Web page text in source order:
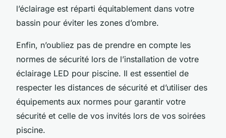
l’éclairage est réparti équitablement dans votre
bassin pour éviter les zones d’ombre.
Enfin, n’oubliez pas de prendre en compte les
normes de sécurité lors de l’installation de votre
éclairage LED pour piscine. Il est essentiel de
respecter les distances de sécurité et d’utiliser des
équipements aux normes pour garantir votre
sécurité et celle de vos invités lors de vos soirées
piscine.